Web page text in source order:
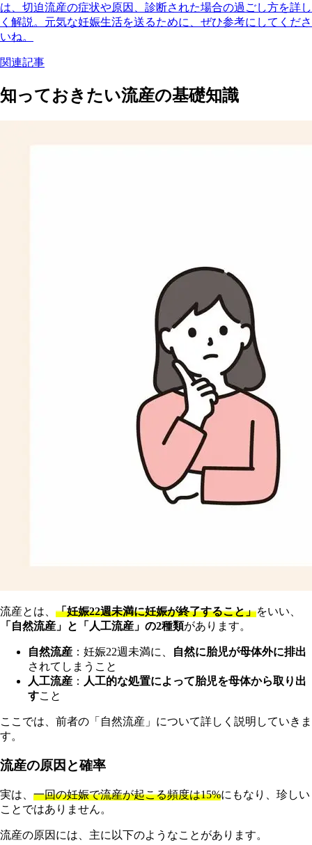
は、切迫流産の症状や原因、診断された場合の過ごし方を詳し
く解説。元気な妊娠生活を送るために、ぜひ参考にしてくださ
いね。
関連記事
知っておきたい流産の基礎知識
流産とは、 「妊娠22週未満に妊娠が終了すること」をいい、
「自然流産」と「人工流産」の2種類があります。
自然流産 ：妊娠22週未満に、
自然に胎児が母体外に排出
されてしまうこと
人工流産 ： 人工的な処置によって胎児を母体から取り出
すこと
ここでは、前者の「自然流産」について詳しく説明していきま
す。
流産の原因と確率
実は、 一回の妊娠で流産が起こる頻度は15%にもなり、珍しい
ことではありません。
流産の原因には、主に以下のようなことがあります。